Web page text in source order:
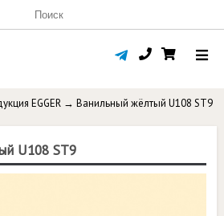
EGGER → Ванильный жёлтый U108 ST9
U108 ST9